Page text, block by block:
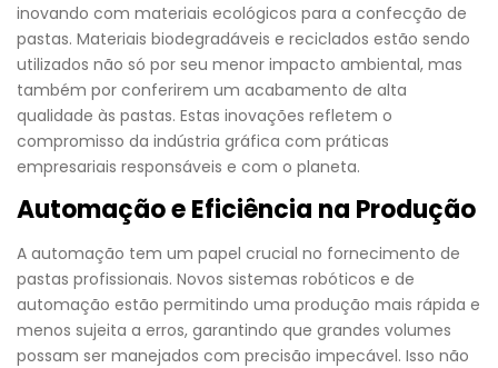
inovando com materiais ecológicos para a confecção de
pastas. Materiais biodegradáveis e reciclados estão sendo
utilizados não só por seu menor impacto ambiental, mas
também por conferirem um acabamento de alta
qualidade às pastas. Estas inovações refletem o
compromisso da indústria gráfica com práticas
empresariais responsáveis e com o planeta.
Automação e Eficiência na Produção
A automação tem um papel crucial no fornecimento de
pastas profissionais. Novos sistemas robóticos e de
automação estão permitindo uma produção mais rápida e
menos sujeita a erros, garantindo que grandes volumes
possam ser manejados com precisão impecável. Isso não